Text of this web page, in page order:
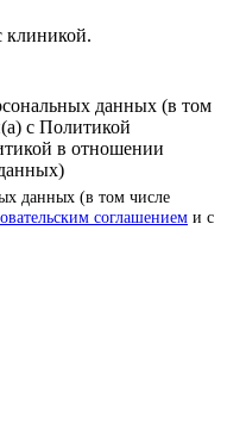
клиникой.
данных (в том
с Политикой
в отношении
данных (в том числе
соглашением и с